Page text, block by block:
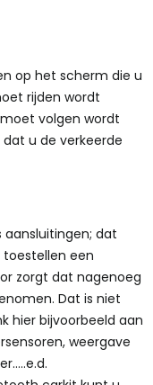
op het scherm die u
rijden wordt
volgen wordt
u de verkeerde
dat
een
zorgt dat nagenoeg
Dat is niet
hier bijvoorbeeld aan
weergave